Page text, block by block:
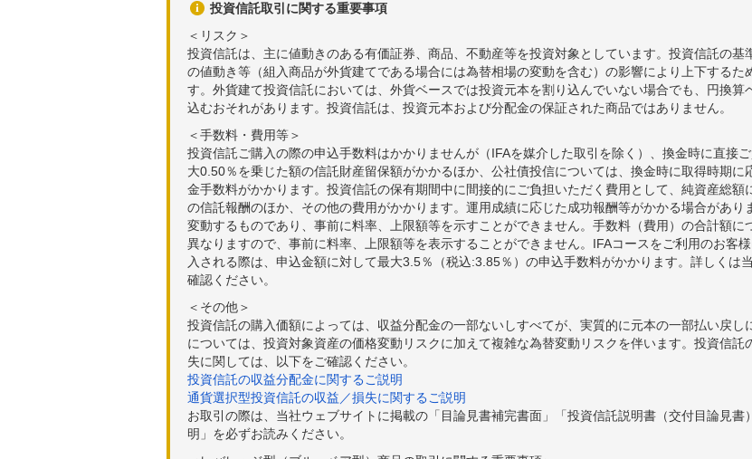
投資信託取引に関する重要事項
＜リスク＞
投資信託は、主に値動きのある有価証券、商品、不動産等を投資対象としています。投資信託の
の値動き等（組入商品が外貨建てである場合には為替相場の変動を含む）の影響により上下するた
す。外貨建て投資信託においては、外貨ベースでは投資元本を割り込んでいない場合でも、円換算
込むおそれがあります。投資信託は、投資元本および分配金の保証された商品ではありません。
＜手数料・費用等＞
投資信託ご購入の際の申込手数料はかかりませんが（IFAを媒介した取引を除く）、換金時に直接
大0.50％を乗じた額の信託財産留保額がかかるほか、公社債投信については、換金時に取得時期
金手数料がかかります。投資信託の保有期間中に間接的にご負担いただく費用として、純資産総
の信託報酬のほか、その他の費用がかかります。運用成績に応じた成功報酬等がかかる場合があり
変動するものであり、事前に料率、上限額等を示すことができません。手数料（費用）の合計額に
異なりますので、事前に料率、上限額等を表示することができません。IFAコースをご利用のお客
入される際は、申込金額に対して最大3.5％（税込:3.85％）の申込手数料がかかります。詳しくは
確認ください。
＜その他＞
投資信託の購入価額によっては、収益分配金の一部ないしすべてが、実質的に元本の一部払い戻
については、投資対象資産の価格変動リスクに加えて複雑な為替変動リスクを伴います。投資信
失に関しては、以下をご確認ください。
投資信託の収益分配金に関するご説明
通貨選択型投資信託の収益／損失に関するご説明
お取引の際は、当社ウェブサイトに掲載の「目論見書補完書面」「投資信託説明書（交付目論見
明」を必ずお読みください。